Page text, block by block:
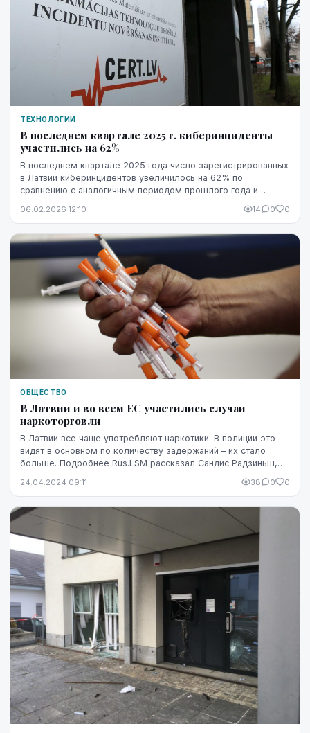
ТЕХНОЛОГИИ
В последнем квартале 2025 г. киберинциденты
участились на 62%
В последнем квартале 2025 года число зарегистрированных
в Латвии киберинцидентов увеличилось на 62% по
сравнению с аналогичным периодом прошлого года и
06.02.2026 12:10 14 0 0
ОБЩЕСТВО
В Латвии и во всем ЕС участились случаи
наркоторговли
В Латвии все чаще употребляют наркотики. В полиции это
видят в основном по количеству задержаний – их стало
больше. Подробнее Rus.LSM рассказал Сандис Радзиньш,
24.04.2024 09:11 38 0 0